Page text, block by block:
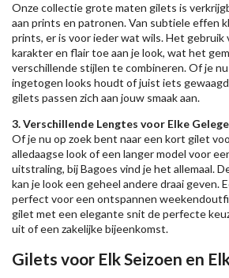
Onze collectie grote maten gilets is
aan prints en patronen. Van subtiele effen
prints, er is voor ieder wat wils. Het gebruik
karakter en flair toe aan je look, wat het
verschillende stijlen te combineren. Of je nu
ingetogen looks houdt of juist iets
gilets passen zich aan jouw smaak aan.
3. Verschillende Lengtes voor Elke
Of je nu op zoek bent naar een kort gilet
alledaagse look of een langer model voor
uitstraling, bij Bagoes vind je het allemaal.
kan je look een geheel andere draai geven.
perfect voor een ontspannen
gilet met een elegante snit de perfecte
uit of een zakelijke bijeenkomst.
Gilets voor Elk Seizoen en